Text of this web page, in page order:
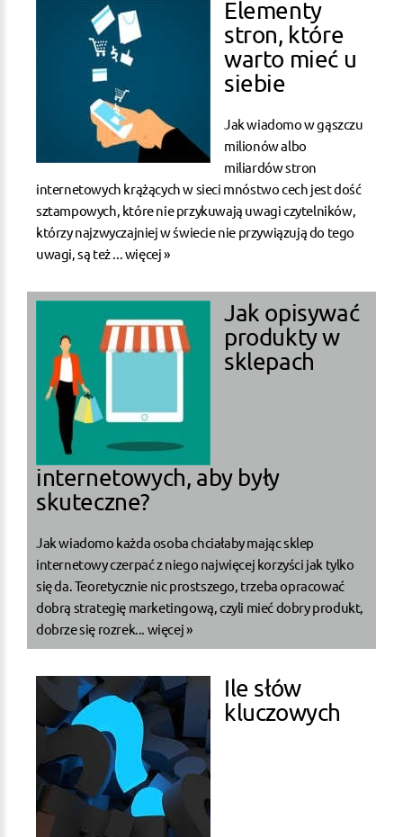
Elementy
stron, które
warto mieć u
siebie
Jak wiadomo w gąszczu
milionów albo
miliardów stron
internetowych krążących w sieci mnóstwo cech jest dość
sztampowych, które nie przykuwają uwagi czytelników,
którzy najzwyczajniej w świecie nie przywiązują do tego
uwagi, są też ... więcej »
Jak opisywać
produkty w
sklepach
internetowych, aby były
skuteczne?
Jak wiadomo każda osoba chciałaby mając sklep
internetowy czerpać z niego najwięcej korzyści jak tylko
się da. Teoretycznie nic prostszego, trzeba opracować
dobrą strategię marketingową, czyli mieć dobry produkt,
dobrze się rozrek... więcej »
Ile słów
kluczowych